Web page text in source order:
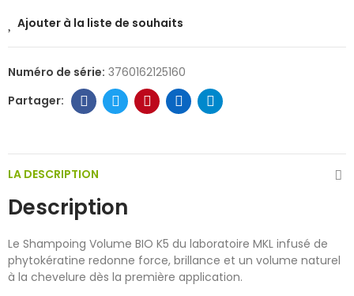
Ajouter à la liste de souhaits
Numéro de série: 3760162125160
LA DESCRIPTION
Description
Le Shampoing Volume BIO K5 du laboratoire MKL infusé de
phytokératine redonne force, brillance et un volume naturel
à la chevelure dès la première application.